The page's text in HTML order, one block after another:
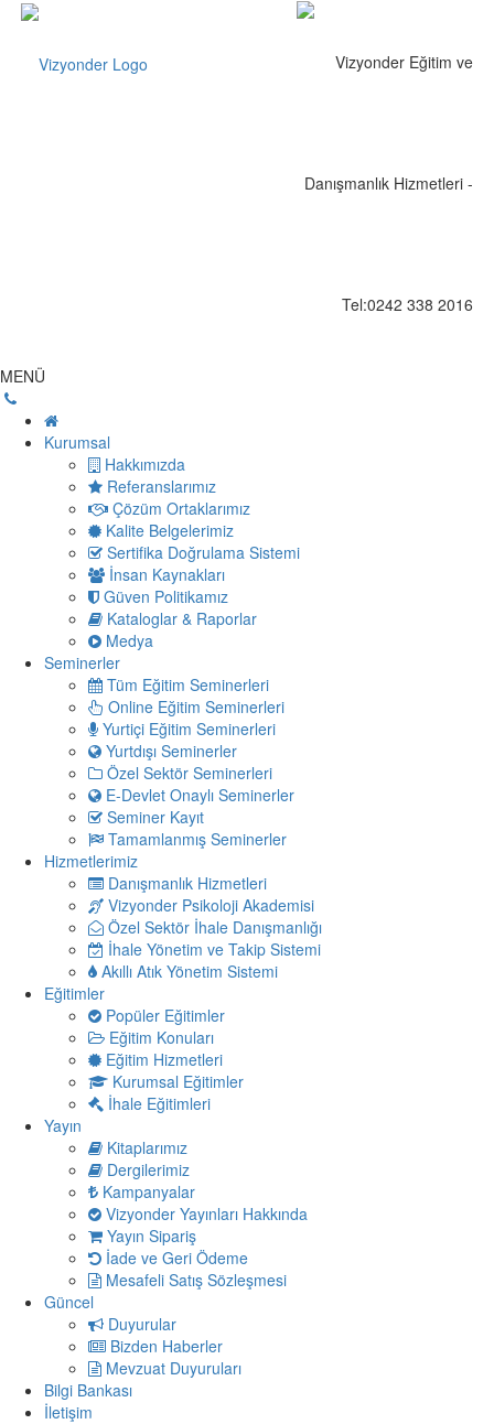
MENÜ
Kurumsal
Hakkımızda
Referanslarımız
Çözüm Ortaklarımız
Kalite Belgelerimiz
Sertifika Doğrulama Sistemi
İnsan Kaynakları
Güven Politikamız
Kataloglar & Raporlar
Medya
Seminerler
Tüm Eğitim Seminerleri
Online Eğitim Seminerleri
Yurtiçi Eğitim Seminerleri
Yurtdışı Seminerler
Özel Sektör Seminerleri
E-Devlet Onaylı Seminerler
Seminer Kayıt
Tamamlanmış Seminerler
Hizmetlerimiz
Danışmanlık Hizmetleri
Vizyonder Psikoloji Akademisi
Özel Sektör İhale Danışmanlığı
İhale Yönetim ve Takip Sistemi
Akıllı Atık Yönetim Sistemi
Eğitimler
Popüler Eğitimler
Eğitim Konuları
Eğitim Hizmetleri
Kurumsal Eğitimler
İhale Eğitimleri
Yayın
Kitaplarımız
Dergilerimiz
Kampanyalar
Vizyonder Yayınları Hakkında
Yayın Sipariş
İade ve Geri Ödeme
Mesafeli Satış Sözleşmesi
Güncel
Duyurular
Bizden Haberler
Mevzuat Duyuruları
Bilgi Bankası
İletişim